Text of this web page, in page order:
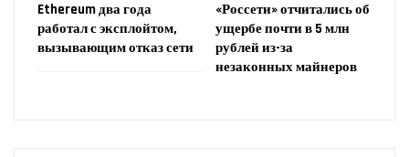
Ethereum два года
работал с эксплойтом,
вызывающим отказ сети
«Россети» отчитались об
ущербе почти в 5 млн
рублей из-за
незаконных майнеров